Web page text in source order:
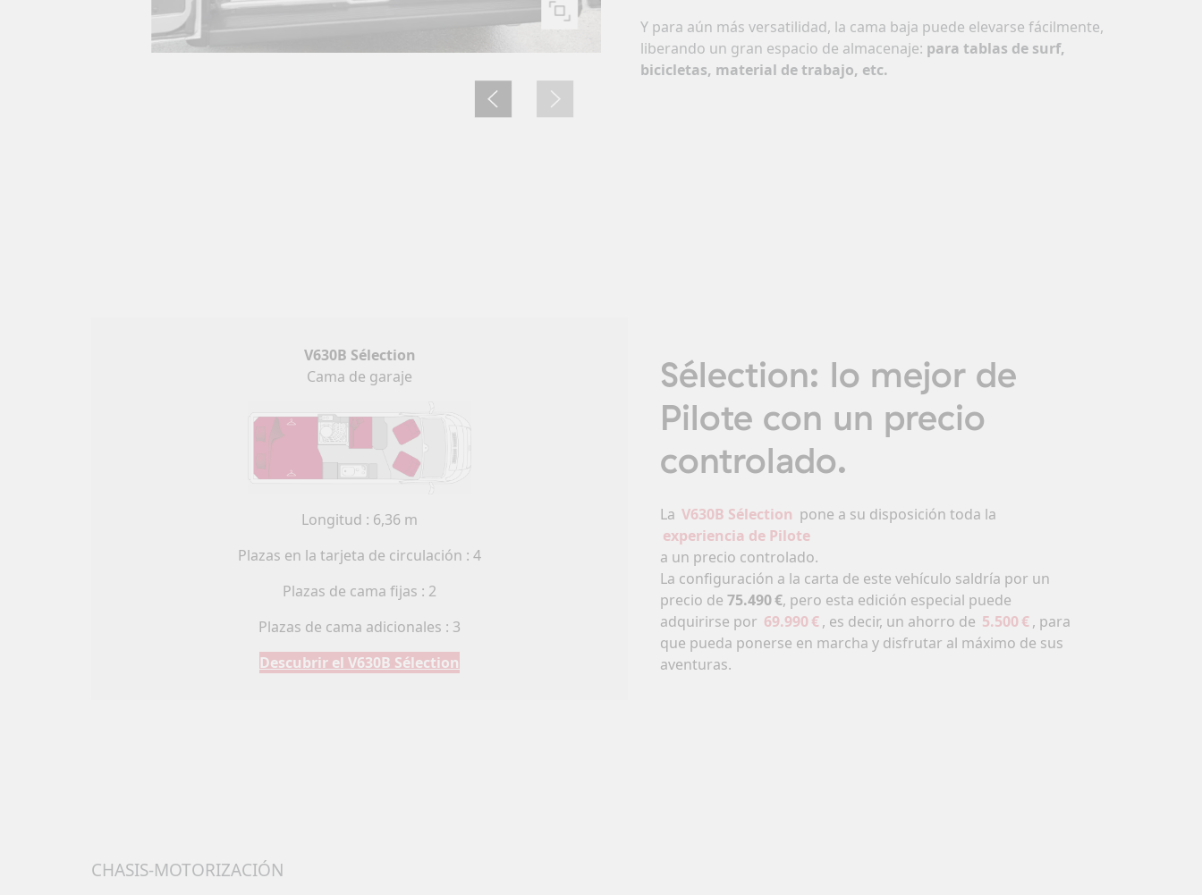
Autocaravanas
Seleccione Seleccione
Y para aún más versatilidad, la cama baja puede elevarse fácilmente,
liberando un gran espacio de almacenaje: para tablas de surf,
bicicletas, material de trabajo, etc.
V630B Sélection
Cama de garaje
Longitud : 6,36 m
Plazas en la tarjeta de circulación : 4
Plazas de cama fijas : 2
Plazas de cama adicionales : 3
Descubrir el V630B Sélection
Sélection: lo mejor de
Pilote con un precio
controlado.
La V630B Sélection pone a su disposición toda la
experiencia de Pilote
a un precio controlado.
La configuración a la carta de este vehículo saldría por un
precio de 75.490 €, pero esta edición especial puede
adquirirse por 69.990 €, es decir, un ahorro de 5.500 €, para
que pueda ponerse en marcha y disfrutar al máximo de sus
aventuras.
CHASIS-MOTORIZACIÓN